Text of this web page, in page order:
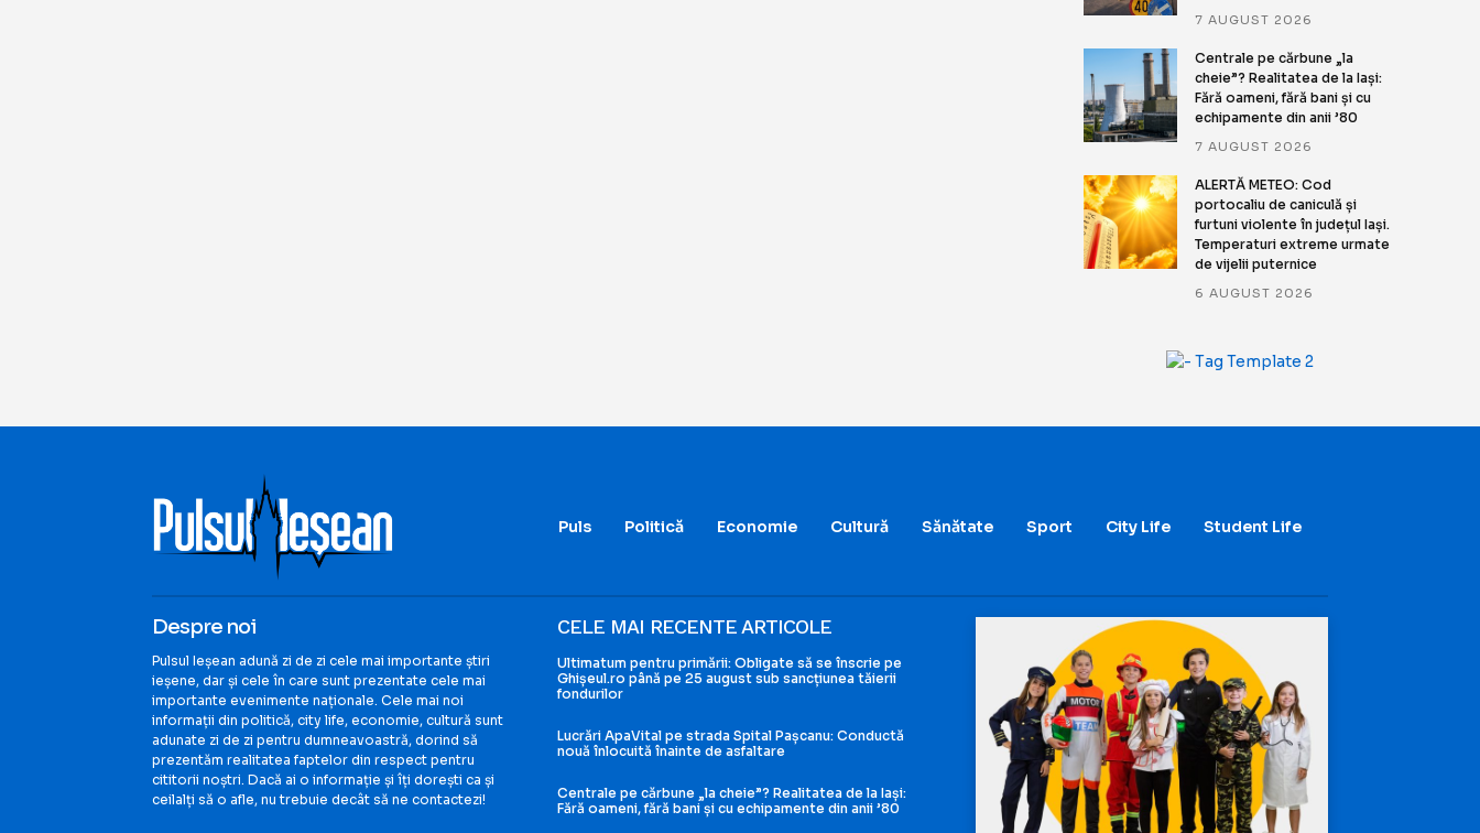
7 AUGUST 2026
Centrale pe cărbune „la
cheie”? Realitatea de la Iași:
Fără oameni, fără bani și cu
echipamente din anii ’80
7 AUGUST 2026
ALERTĂ METEO: Cod
portocaliu de caniculă și
furtuni violente în județul Iași.
Temperaturi extreme urmate
de vijelii puternice
6 AUGUST 2026
Puls Politică Economie Cultură Sănătate Sport City Life Student Life
Despre noi
Pulsul Ieșean adună zi de zi cele mai importante știri
ieșene, dar și cele în care sunt prezentate cele mai
importante evenimente naționale. Cele mai noi
informații din politică, city life, economie, cultură sunt
adunate zi de zi pentru dumneavoastră, dorind să
prezentăm realitatea faptelor din respect pentru
cititorii noștri. Dacă ai o informație și îți dorești ca și
ceilalți să o afle, nu trebuie decât să ne contactezi!
CELE MAI RECENTE ARTICOLE
Ultimatum pentru primării: Obligate să se înscrie pe
Ghișeul.ro până pe 25 august sub sancțiunea tăierii
fondurilor
Lucrări ApaVital pe strada Spital Pașcanu: Conductă
nouă înlocuită înainte de asfaltare
Centrale pe cărbune „la cheie”? Realitatea de la Iași:
Fără oameni, fără bani și cu echipamente din anii ’80